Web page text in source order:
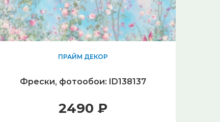
ПРАЙМ ДЕКОР
Фрески, фотообои: ID138137
2490 ₽